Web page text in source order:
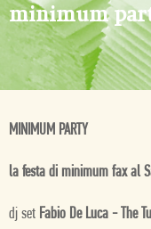
minimum
MINIMUM PARTY
la festa di minimum fax al
dj set Fabio De Luca - The